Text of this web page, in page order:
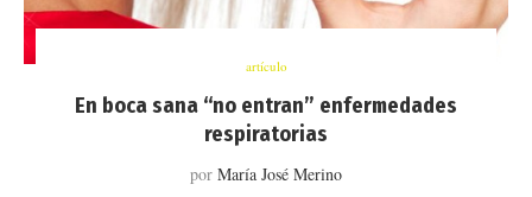
artículo
En boca sana “no entran” enfermedades
respiratorias
por María José Merino